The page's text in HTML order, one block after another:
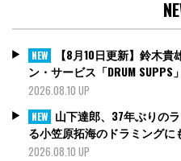
NEW
【8月10日更新】鈴木
ン・サービス「DRUM SUPPS
2026.08.10 UP
NEW 山下達郎、37年ぶりの
る小笠原拓海のドラミングに
2026.08.10 UP